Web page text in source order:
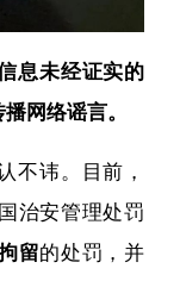
息未经证实的
网络谣言。
不讳。目前，
治安管理处罚
留的处罚，并